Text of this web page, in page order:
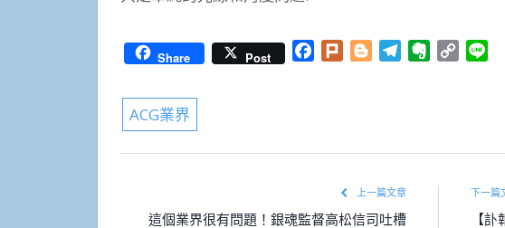
Share Post Facebook
Plurk BloggerTelegramEvernote
Copy
ACG業界
上一篇文章
這個業界很有問題！銀魂監督高松信司吐槽
下一篇
【